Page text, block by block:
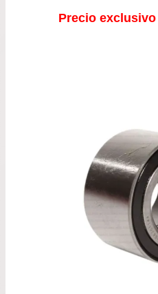
Precio exclusivo